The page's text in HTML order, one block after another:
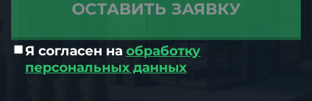
Я согласен на обработку
персональных данных